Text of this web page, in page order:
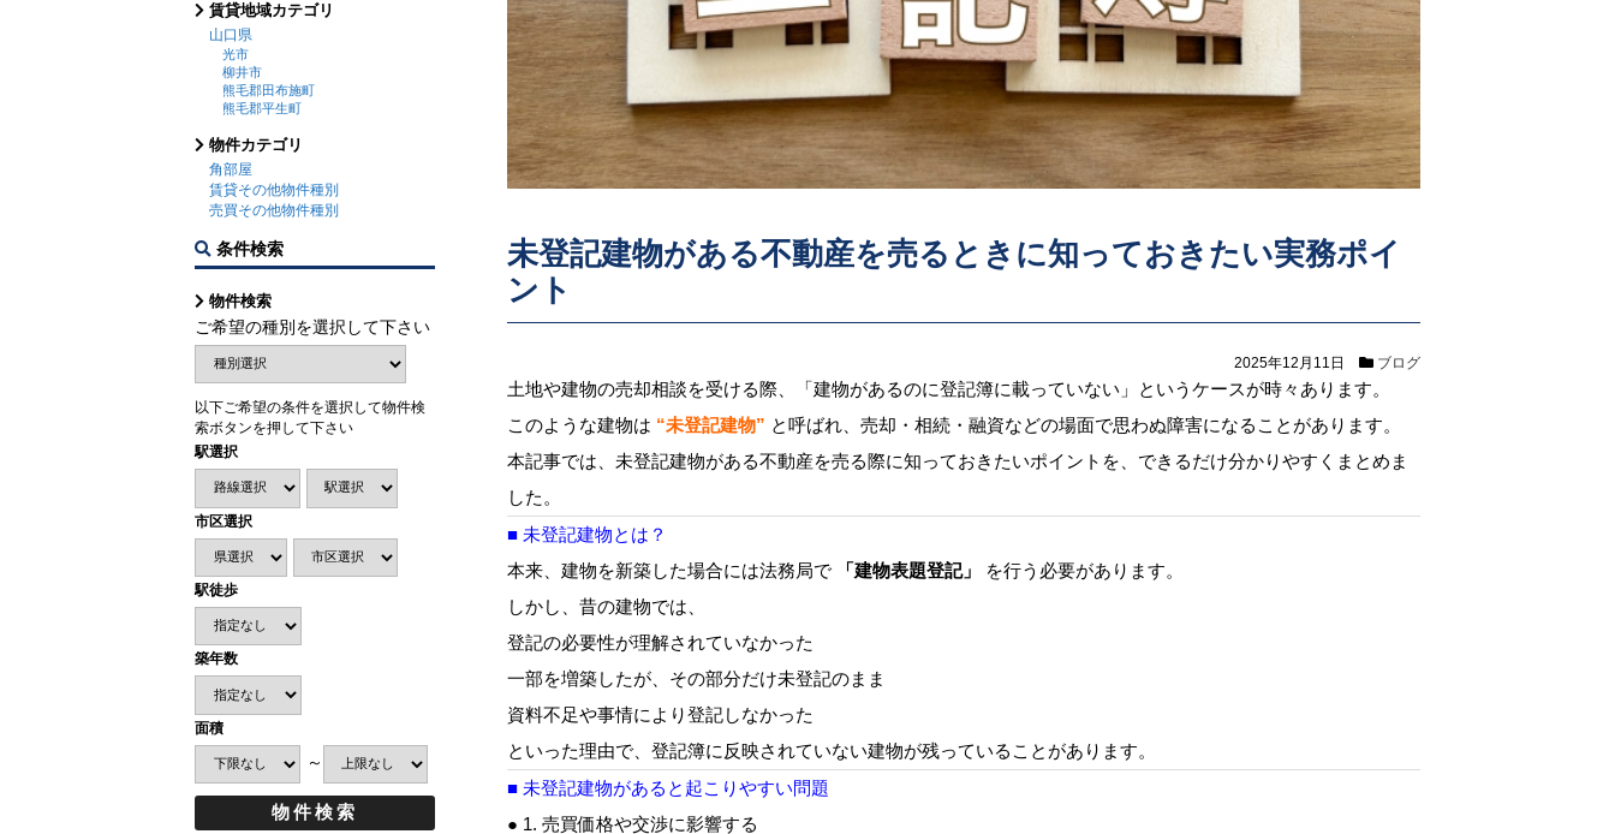
未登記建物がある不動産を売るときに知っておきたい実務ポイ
ント
2025年12月11日 ブログ
土地や建物の売却相談を受ける際、「建物があるのに登記簿に載っていない」というケースが時々あります。
このような建物は “未登記建物” と呼ばれ、売却・相続・融資などの場面で思わぬ障害になることがあります。
本記事では、未登記建物がある不動産を売る際に知っておきたいポイントを、できるだけ分かりやすくまとめま
した。
■ 未登記建物とは？
本来、建物を新築した場合には法務局で
「建物表題登記」
を行う必要があります。
しかし、昔の建物では、
登記の必要性が理解されていなかった
一部を増築したが、その部分だけ未登記のまま
資料不足や事情により登記しなかった
といった理由で、登記簿に反映されていない建物が残っていることがあります。
■ 未登記建物があると起こりやすい問題
● 1. 売買価格や交渉に影響する
賃貸地域カテゴリ
山口県
光市
柳井市
熊毛郡田布施町
熊毛郡平生町
物件カテゴリ
角部屋
賃貸その他物件種別
売買その他物件種別
条件検索
物件検索
ご希望の種別を選択して下さい
以下ご希望の条件を選択して物件検
索ボタンを押して下さい
駅選択
市区選択
駅徒歩
築年数
面積
～